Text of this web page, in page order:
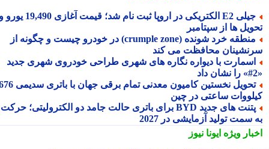
جیلی E2 الکتریکی در اروپا ثبت نام شد؛ قیمت آغازی 19,490 یورو و
ها از سپتامبر
منطقه خرد شونده (crumple zone) در خودرو چیست و چگونه از
محافظت می کند
با دیواره نگاره های شهری طراحی خودروی شهری جدید
تحویل نخستین کامیون معدنی تمام برقی جهان با باتری سدیمی 676
ساعتی در چین
پتنت های جدید BYD برای باتری حالت جامد دو الکترولیتی؛ حرکت
سمت تولید آزمایشی در 2027
ویژهایونا نیوز